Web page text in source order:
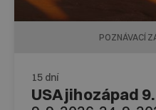
POZNÁVACÍ
15 dní
USA jihozápad